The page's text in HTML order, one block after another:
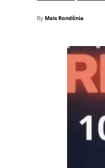
By Mais Rondônia